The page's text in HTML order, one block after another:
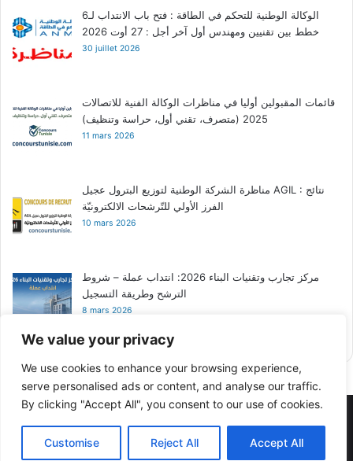
We value your privacy
We use cookies to enhance your browsing experience,
serve personalised ads or content, and analyse our traffic.
By clicking "Accept All", you consent to our use of cookies.
Customise Reject All Accept All
الوكالة الوطنية للتحكم في الطاقة : فتح باب الانتداب لـ6
خطط بين تقنيين ومهندس أول آخر أجل : 27 أوت 2026
30 juillet 2026
قائمات المقبولين أوليا في مناظرات الوكالة الفنية للاتصالات
2025 (متصرف، تقني أول، حراسة وتنظيف)
11 mars 2026
مناظرة الشركة الوطنية لتوزيع البترول عجيل AGIL : نتائج
الفرز الأولي للتّرشحات الالكترونيّة
10 mars 2026
مركز تجارب وتقنيات البناء 2026: انتداب عملة – شروط
الترشح وطريقة التسجيل
8 mars 2026
© Copyright 2026, All Rights Reserved |
مجلتنا - Our Magazine
2024